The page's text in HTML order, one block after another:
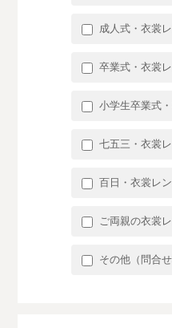
成人式・衣裳
卒業式・衣裳
小学生卒業式
七五三・衣裳
百日・衣裳レ
ご両親の衣裳
その他（問合